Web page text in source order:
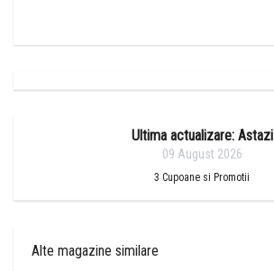
Ultima actualizare: Astazi
09 August 2026
3 Cupoane si Promotii
Alte magazine similare